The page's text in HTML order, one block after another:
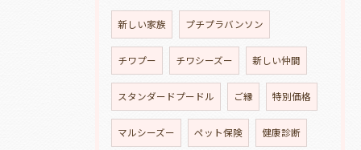
新しい家族 プチプラバンソン
チワプー チワシーズー 新しい仲間
スタンダードプードル ご縁 特別価格
マルシーズー ペット保険 健康診断